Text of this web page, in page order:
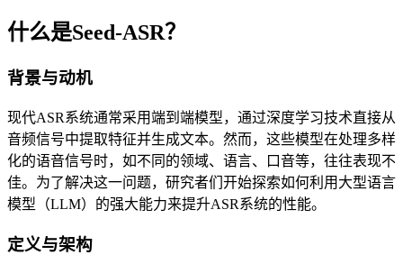
什么是Seed-ASR？
背景与动机
现代ASR系统通常采用端到端模型，通过深度学习技术直接从
音频信号中提取特征并生成文本。然而，这些模型在处理多样
化的语音信号时，如不同的领域、语言、口音等，往往表现不
佳。为了解决这一问题，研究者们开始探索如何利用大型语言
模型（LLM）的强大能力来提升ASR系统的性能。
定义与架构